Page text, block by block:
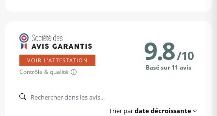
VOIR L'ATTESTATION
Contrôle & qualité
9.8/10
Basé sur 11 avis
Trier pardate décroissante